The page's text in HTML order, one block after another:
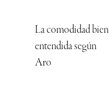
La comodidad bien
entendida según
Aro